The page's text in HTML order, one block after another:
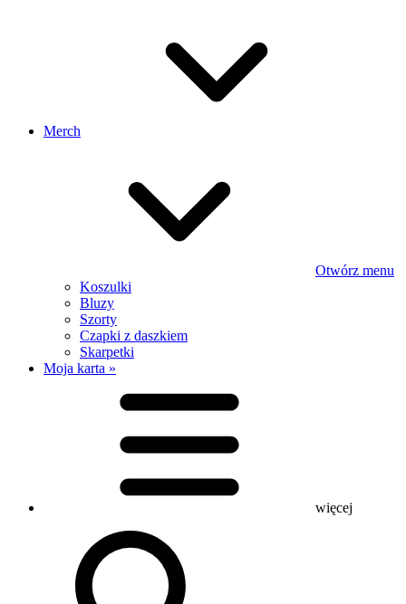
Merch
Otwórz menu
Koszulki
Bluzy
Szorty
Czapki z daszkiem
Skarpetki
Moja karta »
więcej